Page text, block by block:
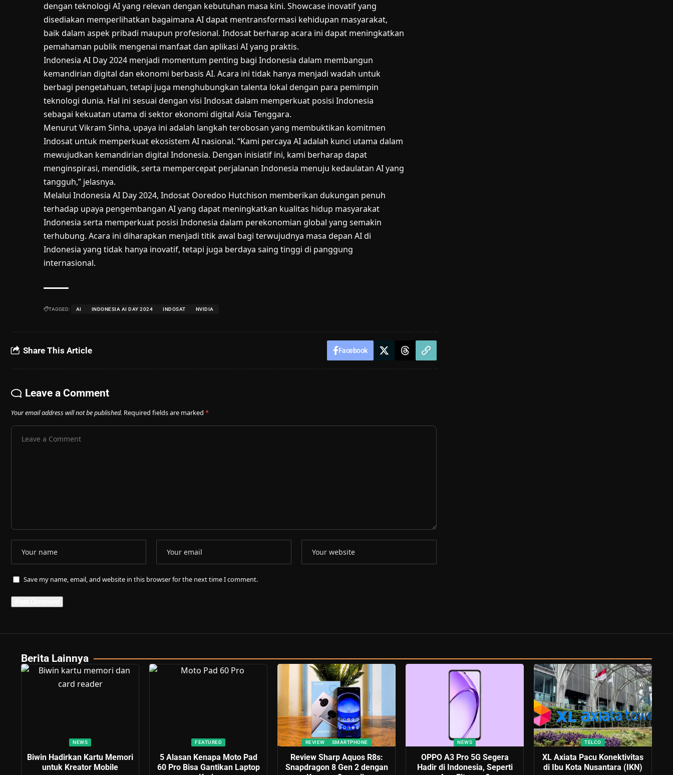
dengan teknologi AI yang relevan dengan kebutuhan masa kini. Showcase inovatif yang
disediakan memperlihatkan bagaimana AI dapat mentransformasi kehidupan masyarakat,
baik dalam aspek pribadi maupun profesional. Indosat berharap acara ini dapat meningkatkan
pemahaman publik mengenai manfaat dan aplikasi AI yang praktis.
Indonesia AI Day 2024 menjadi momentum penting bagi Indonesia dalam membangun
kemandirian digital dan ekonomi berbasis AI. Acara ini tidak hanya menjadi wadah untuk
berbagi pengetahuan, tetapi juga menghubungkan talenta lokal dengan para pemimpin
teknologi dunia. Hal ini sesuai dengan visi Indosat dalam memperkuat posisi Indonesia
sebagai kekuatan utama di sektor ekonomi digital Asia Tenggara.
Menurut Vikram Sinha, upaya ini adalah langkah terobosan yang membuktikan komitmen
Indosat untuk memperkuat ekosistem AI nasional. “Kami percaya AI adalah kunci utama dalam
mewujudkan kemandirian digital Indonesia. Dengan inisiatif ini, kami berharap dapat
menginspirasi, mendidik, serta mempercepat perjalanan Indonesia menuju kedaulatan AI yang
tangguh,” jelasnya.
Melalui Indonesia AI Day 2024, Indosat Ooredoo Hutchison memberikan dukungan penuh
terhadap upaya pengembangan AI yang dapat meningkatkan kualitas hidup masyarakat
Indonesia serta memperkuat posisi Indonesia dalam perekonomian global yang semakin
terhubung. Acara ini diharapkan menjadi titik awal bagi terwujudnya masa depan AI di
Indonesia yang tidak hanya inovatif, tetapi juga berdaya saing tinggi di panggung
internasional.
TAGGED: AI INDONESIA AI DAY 2024 INDOSAT NVIDIA
Share This Article Facebook
Leave a Comment
Your email address will not be published. Required fields are marked *
Save my name, email, and website in this browser for the next time I comment.
Berita Lainnya
NEWS
Biwin Hadirkan Kartu Memori
untuk Kreator Mobile
FEATURED
5 Alasan Kenapa Moto Pad
60 Pro Bisa Gantikan Laptop
REVIEW SMARTPHONE
Review Sharp Aquos R8s:
Snapdragon 8 Gen 2 dengan
NEWS
OPPO A3 Pro 5G Segera
Hadir di Indonesia, Seperti
TELCO
XL Axiata Pacu Konektivitas
di Ibu Kota Nusantara (IKN)